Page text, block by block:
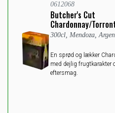
0612068
Butcher's Cut
Chardonnay/
300cl, Mendoza,
En sprød og lækker
med dejlig frugtkarakter
eftersmag.